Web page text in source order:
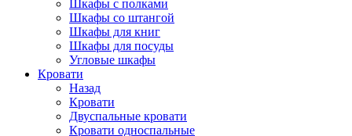
Шкафы с полками
Шкафы со штангой
Шкафы для книг
Шкафы для посуды
Угловые шкафы
Кровати
Назад
Кровати
Двуспальные кровати
Кровати односпальные